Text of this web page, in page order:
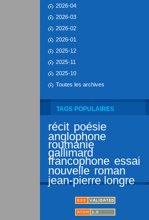
2026-04
2026-03
2026-02
2026-01
2025-12
2025-11
2025-10
Toutes les archives
TAGS POPULAIRES
récit poésie
anglophone
roumanie
gallimard
francophone essai
nouvelle roman
jean-pierre longre